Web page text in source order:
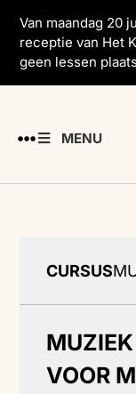
Van maandag 20
receptie van Het
geen lessen
MENU
CURSUS
VOOR